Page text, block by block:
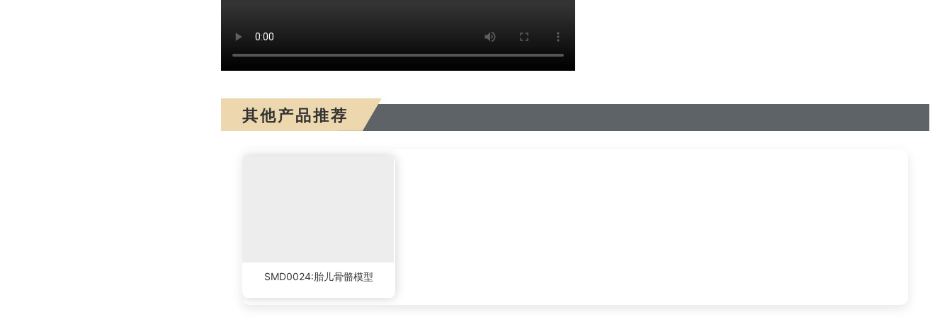
其他产品推荐
SMD0024:胎儿骨骼模型